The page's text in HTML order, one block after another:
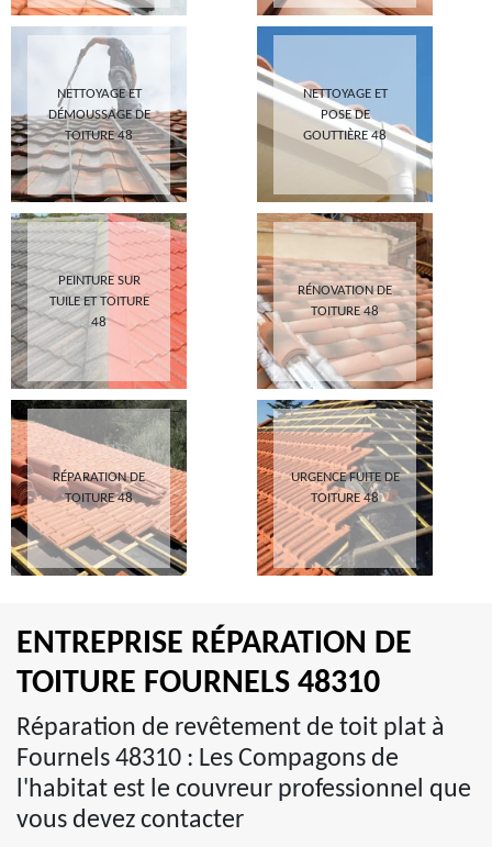
NETTOYAGE ET
DÉMOUSSAGE DE
TOITURE 48
NETTOYAGE ET
POSE DE
GOUTTIÈRE 48
PEINTURE SUR
TUILE ET TOITURE
48
RÉNOVATION DE
TOITURE 48
RÉPARATION DE
TOITURE 48
URGENCE FUITE DE
TOITURE 48
ENTREPRISE RÉPARATION DE
TOITURE FOURNELS 48310
Réparation de revêtement de toit plat à
Fournels 48310 : Les Compagons de
l'habitat est le couvreur professionnel que
vous devez contacter